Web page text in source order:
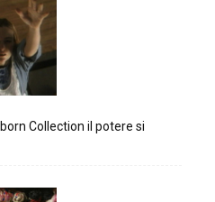
Collection il potere si